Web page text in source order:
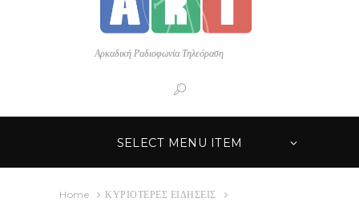
Αρκαδική Ραδιοφωνία Τηλεόραση
SELECT MENU ITEM
Home
ΚΥΡΙΟΤΕΡΕΣ ΕΙΔΗΣΕΙΣ